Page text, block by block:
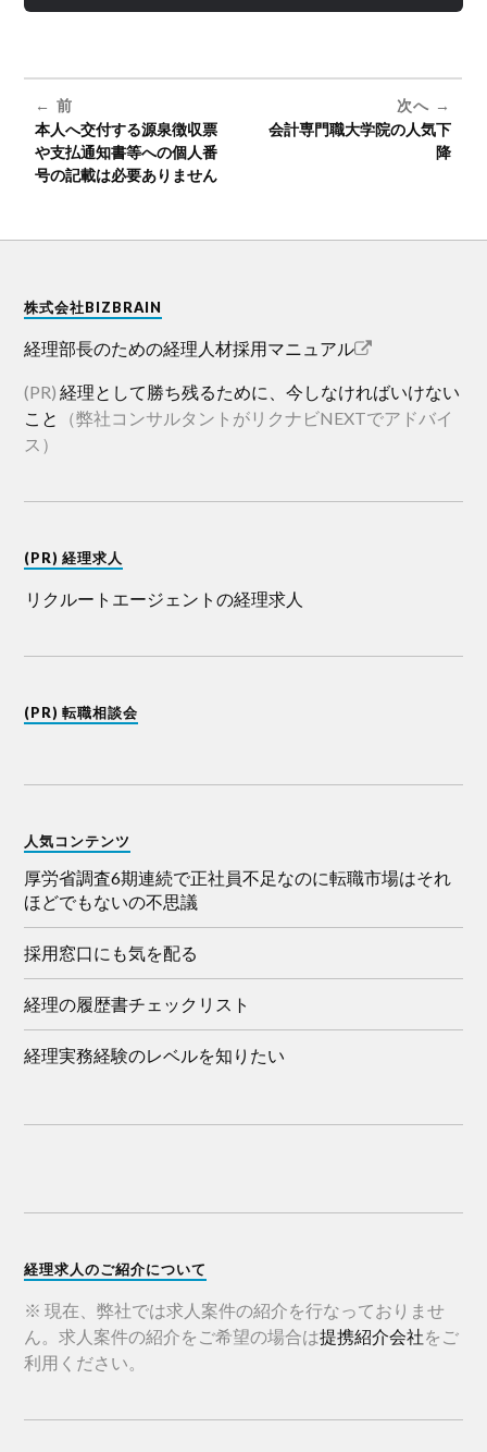
前
本人へ交付する源泉徴収票
や支払通知書等への個人番
号の記載は必要ありません
次へ
会計専門職大学院の人気下
降
株式会社BIZBRAIN
経理部長のための経理人材採用マニュアル
(PR)経理として勝ち残るために、今しなければいけない
こと
（弊社コンサルタントがリクナビNEXTでアドバイ
ス）
(PR) 経理求人
リクルートエージェントの経理求人
(PR) 転職相談会
人気コンテンツ
厚労省調査6期連続で正社員不足なのに転職市場はそれ
ほどでもないの不思議
採用窓口にも気を配る
経理の履歴書チェックリスト
経理実務経験のレベルを知りたい
経理求人のご紹介について
※ 現在、弊社では求人案件の紹介を行なっておりませ
ん。求人案件の紹介をご希望の場合は提携紹介会社をご
利用ください。